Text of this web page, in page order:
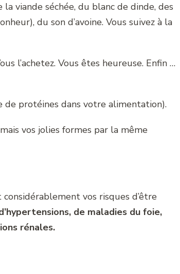
viande séchée, du blanc de dinde, des
du son d’avoine. Vous suivez à la
l’achetez. Vous êtes heureuse. Enfin …
de protéines dans votre alimentation).
vos jolies formes par la même
vos risques d’être
de maladies du foie,
rénales.